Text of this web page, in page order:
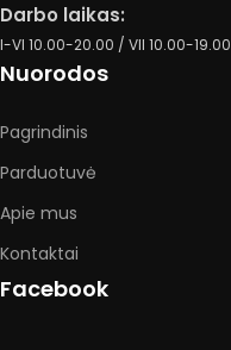
Darbo laikas:
I-VI 10.00-20.00 / VII 10.00-19.00
Nuorodos
Pagrindinis
Parduotuvė
Apie mus
Kontaktai
Facebook